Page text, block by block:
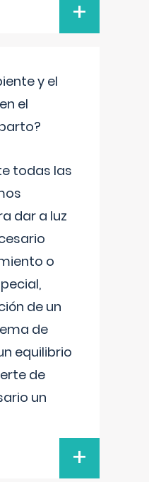
+
y el
el
todas las
dar a luz
o
de un
de
equilibrio
de
un
+